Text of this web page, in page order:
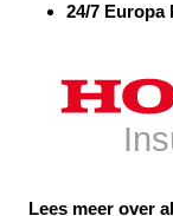
24/7 Europa
Lees meer over